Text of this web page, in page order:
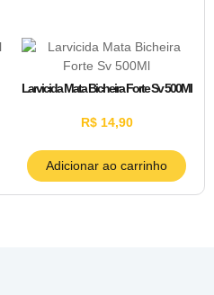
Larvicida Mata Bicheira Forte Sv 500Ml
R$14,90
Adicionar ao carrinho